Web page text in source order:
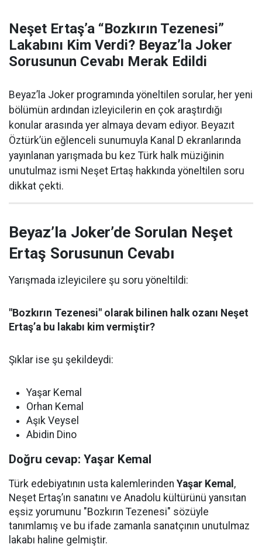
Neşet Ertaş’a “Bozkırın Tezenesi”
Lakabını Kim Verdi? Beyaz’la Joker
Sorusunun Cevabı Merak Edildi
Beyaz’la Joker programında yöneltilen sorular, her yeni
bölümün ardından izleyicilerin en çok araştırdığı
konular arasında yer almaya devam ediyor. Beyazıt
Öztürk’ün eğlenceli sunumuyla Kanal D ekranlarında
yayınlanan yarışmada bu kez Türk halk müziğinin
unutulmaz ismi Neşet Ertaş hakkında yöneltilen soru
dikkat çekti.
Beyaz’la Joker’de Sorulan Neşet
Ertaş Sorusunun Cevabı
Yarışmada izleyicilere şu soru yöneltildi:
"Bozkırın Tezenesi" olarak bilinen halk ozanı Neşet
Ertaş’a bu lakabı kim vermiştir?
Şıklar ise şu şekildeydi:
Yaşar Kemal
Orhan Kemal
Aşık Veysel
Abidin Dino
Doğru cevap: Yaşar Kemal
Türk edebiyatının usta kalemlerinden Yaşar Kemal ,
Neşet Ertaş’ın sanatını ve Anadolu kültürünü yansıtan
eşsiz yorumunu "Bozkırın Tezenesi" sözüyle
tanımlamış ve bu ifade zamanla sanatçının unutulmaz
lakabı haline gelmiştir.